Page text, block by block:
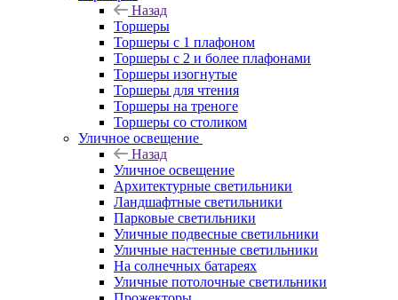
Назад
Торшеры
Торшеры с 1 плафоном
Торшеры с 2 и более плафонами
Торшеры изогнутые
Торшеры для чтения
Торшеры на треноге
Торшеры со столиком
Уличное освещение
Назад
Уличное освещение
Архитектурные светильники
Ландшафтные светильники
Парковые светильники
Уличные подвесные светильники
Уличные настенные светильники
На солнечных батареях
Уличные потолочные светильники